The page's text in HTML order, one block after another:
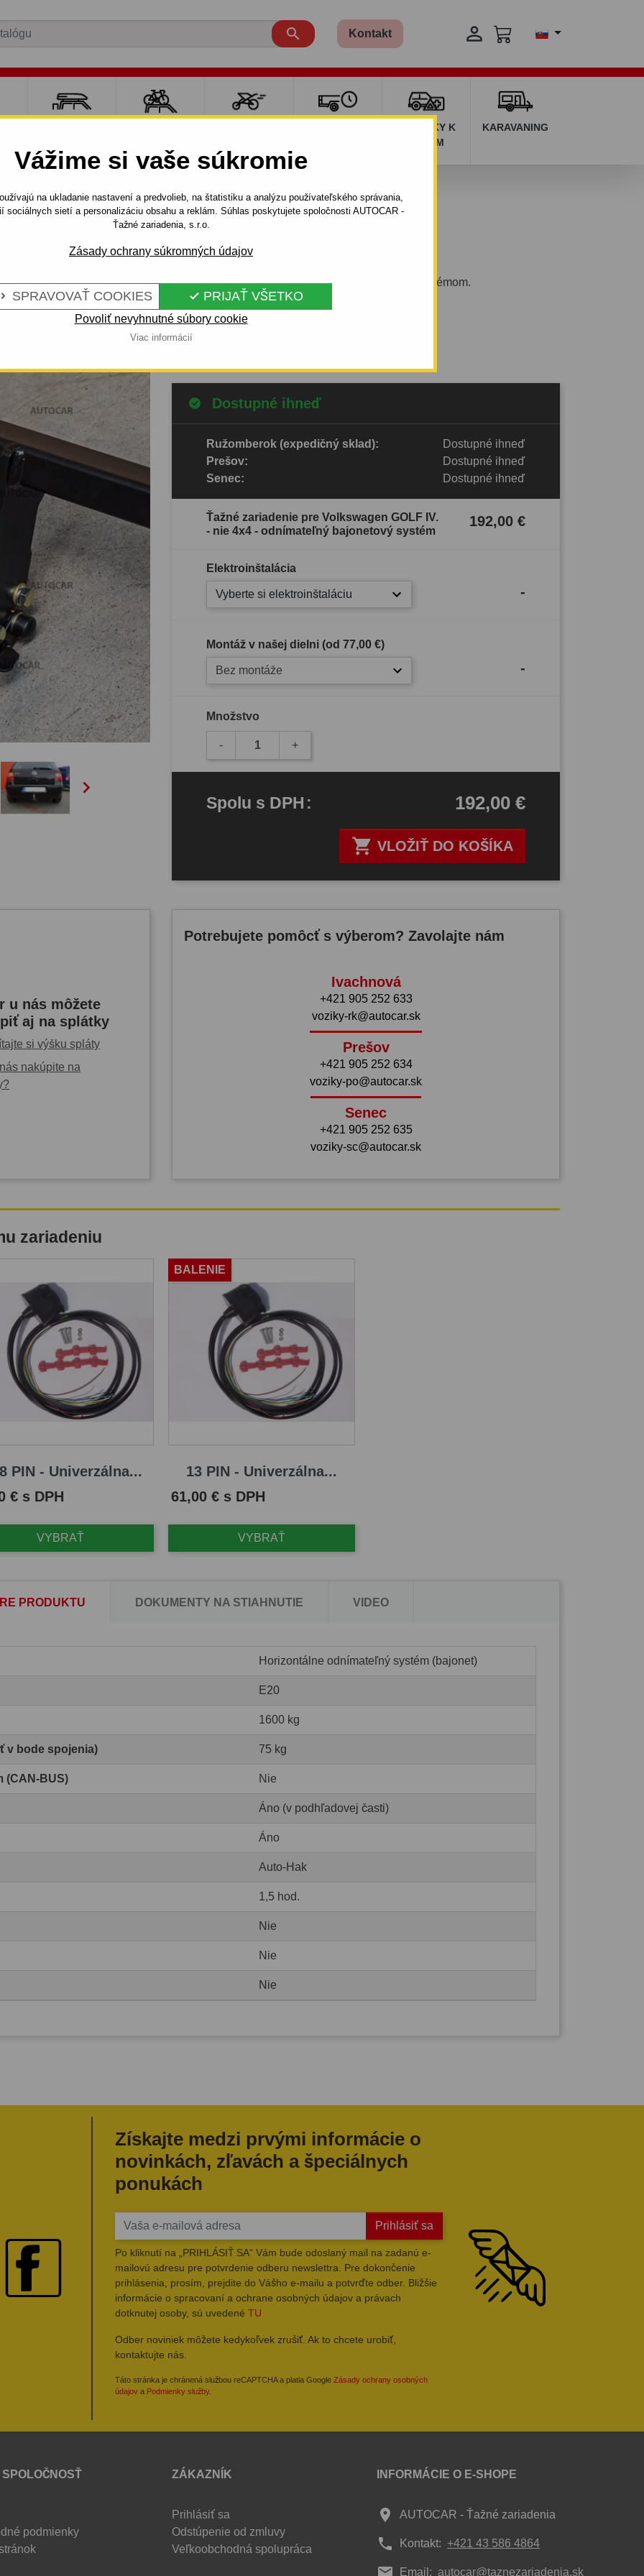
Vážime si vaše súkromie
na ukladanie nastavení a predvolieb, na štatistiku a analýzu používateľského správania,
sociálnych sietí a personalizáciu obsahu a reklám. Súhlas poskytujete spoločnosti AUTOCAR -
Ťažné zariadenia, s.r.o.
Zásady ochrany súkromných údajov
SPRAVOVAŤ COOKIES  PRIJAŤ VŠETKO
Povoliť nevyhnutné súbory cookie
Viac informácií
 Kontakt 
DOPLNKY K
AUTÁM
KARAVANING
nie 4x4 - odnímateľný bajonetový systém
- NIE 4X4 -

Kód: H 07 Au
Ťažné zariadenie s odnímateľným bajonetovým systémom.
Volkswagen GOLF IV, 3/5 dv. 08.1997 - 10.2003
Celý popis produktu
Dostupné ihneď
Ružomberok (expedičný sklad):
Dostupné ihneď
Prešov:
Dostupné ihneď
Senec:
Dostupné ihneď
Ťažné zariadenie pre Volkswagen GOLF IV.
- nie 4x4 - odnímateľný bajonetový systém
192,00 €
Elektroinštalácia
Vyberte si elektroinštaláciu -
Montáž v našej dielni (od 77,00 €)
Bez montáže -
Množstvo
- +
 VLOŽIŤ DO KOŠÍKA
Spolu s DPH: 192,00 €
u nás môžete
aj na splátky
si výšku spláty
nakúpite na
Potrebujete pomôcť s výberom? Zavolajte nám
Ivachnová
+421 905 252 633
voziky-rk@autocar.sk
Prešov
+421 905 252 634
voziky-po@autocar.sk
Senec
+421 905 252 635
voziky-sc@autocar.sk
zariadeniu
PIN - Univerzálna...
€ s DPH
VYBRAŤ
13 PIN - Univerzálna...
Cena
61,00 € s DPH
VYBRAŤ
BALENIE
PRODUKTU DOKUMENTY NA STIAHNUTIE VIDEO
Horizontálne odnímateľný systém (bajonet)
E20
1600 kg
v bode spojenia) 75 kg
(CAN-BUS) Nie
Áno (v podhľadovej časti)
Áno
Auto-Hak
1,5 hod.
Nie
Nie
Nie
Získajte medzi prvými informácie o
novinkách, zľavách a špeciálnych
ponukách
Prihlásiť sa
Po kliknutí na „PRIHLÁSIŤ SA“ Vám bude odoslaný mail na zadanú e-
mailovú adresu pre potvrdenie odberu newslettra. Pre dokončenie
prihlásenia, prosím, prejdite do Vášho e-mailu a potvrďte odber. Bližšie
informácie o spracovaní a ochrane osobných údajov a právach
dotknutej osoby, sú uvedené TU
Odber noviniek môžete kedykoľvek zrušiť. Ak to chcete urobiť,
kontaktujte nás.
Táto stránka je chránená službou reCAPTCHA a platia Google Zásady ochrany osobných
údajov a Podmienky služby.
podmienky
ZÁKAZNÍK
Prihlásiť sa
Odstúpenie od zmluvy
Veľkoobchodná spolupráca
INFORMÁCIE O E-SHOPE
place AUTOCAR - Ťažné zariadenia
phone Kontakt: +421 43 586 4864
mail Email: autocar@taznezariadenia.sk